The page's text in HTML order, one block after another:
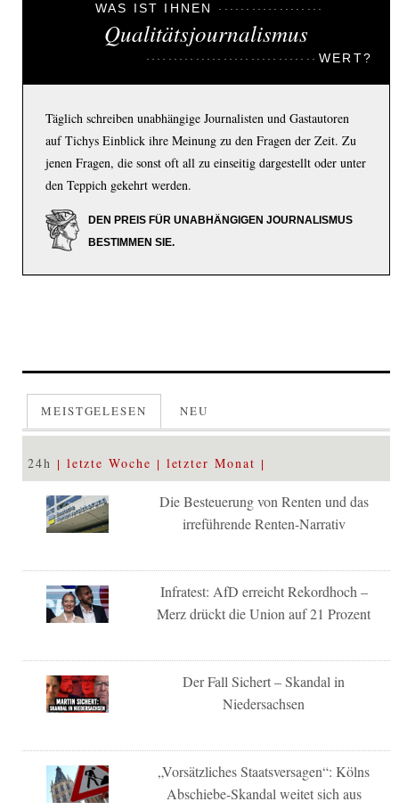
WAS IST IHNEN
Qualitätsjournalismus
WERT?
Täglich schreiben unabhängige Journalisten und Gastautoren
auf Tichys Einblick ihre Meinung zu den Fragen der Zeit. Zu
jenen Fragen, die sonst oft all zu einseitig dargestellt oder unter
den Teppich gekehrt werden.
DEN PREIS FÜR UNABHÄNGIGEN JOURNALISMUS
BESTIMMEN SIE.
MEISTGELESEN NEU
24h letzte Woche letzter Monat
Die Besteuerung von Renten und das
irreführende Renten-Narrativ
Infratest: AfD erreicht Rekordhoch –
Merz drückt die Union auf 21 Prozent
Der Fall Sichert – Skandal in
Niedersachsen
„Vorsätzliches Staatsversagen“: Kölns
Abschiebe-Skandal weitet sich aus